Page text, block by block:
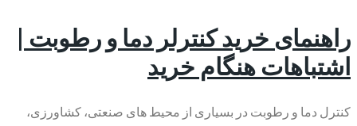
راهنمای خرید کنترلر دما و رطوبت |
اشتباهات هنگام خرید
کنترل دما و رطوبت در بسیاری از محیط های صنعتی، کشاورزی،